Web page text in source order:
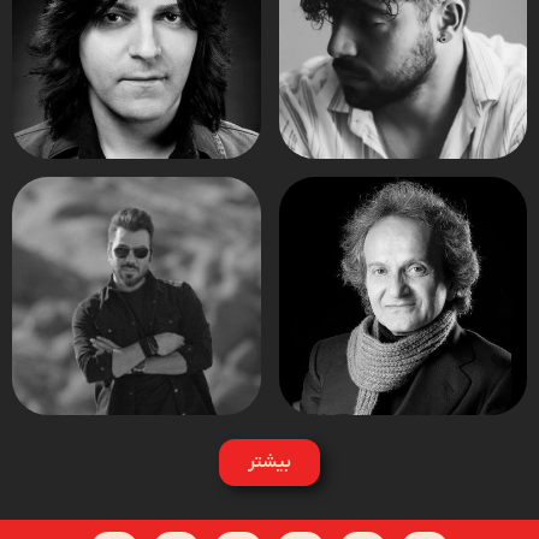
بیشتر